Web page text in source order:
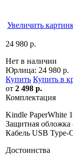
Увеличить
24 980 р.
Нет в наличии
Юрлица: 24 980 р.
Купить Купить в
от 2 498 р.
Комплектация
Kindle PaperWhite
Защитная
Кабель USB
Достоинства